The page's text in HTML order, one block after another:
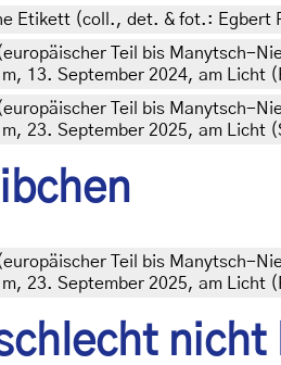
Etikett (coll., det. & fot.: Egbert
Teil bis Manytsch-
13. September 2024, am Licht
Teil bis Manytsch-
m, 23. September 2025, am Licht
Teil bis Manytsch-
m, 23. September 2025, am Licht
nicht